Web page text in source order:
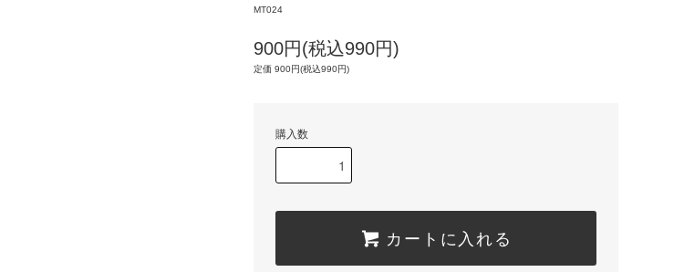
MT024
900円(税込990円)
定価 900円(税込990円)
購入数
カートに入れる